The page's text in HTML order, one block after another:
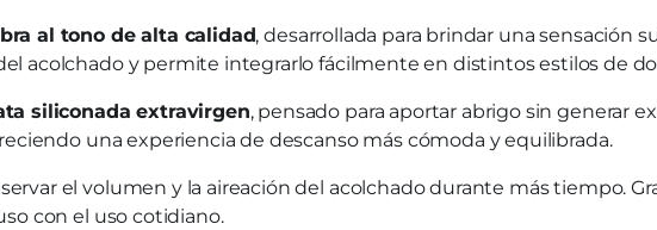
al tono de alta calidad, desarrollada para brindar una sensación
acolchado y permite integrarlo fácilmente en distintos estilos de
siliconada extravirgen, pensado para aportar abrigo sin generar
una experiencia de descanso más cómoda y equilibrada.
el volumen y la aireación del acolchado durante más tiempo.
con el uso cotidiano.